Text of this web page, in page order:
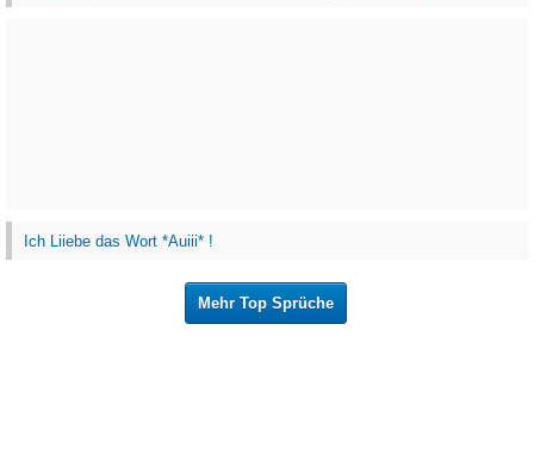
Ich Liiebe das Wort *Auiii* !
Mehr Top Sprüche